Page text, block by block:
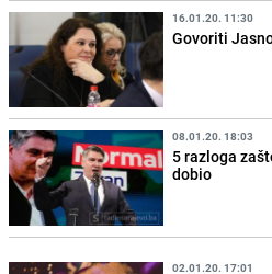
16.01.20. 11:30
Govoriti
08.01.20. 18:03
5 razloga
dobio
02.01.20. 17:01